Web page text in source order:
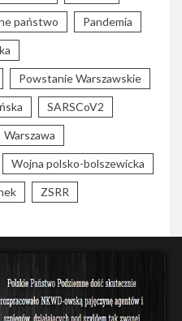
państwo Pandemia
Powstanie Warszawskie
SARSCoV2
Warszawa
Wojna polsko-bolszewicka
ZSRR